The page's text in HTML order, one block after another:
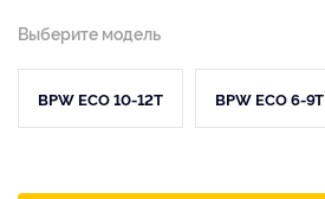
Выберите модель
BPW ECO 10-12T BPW ECO 6-9T